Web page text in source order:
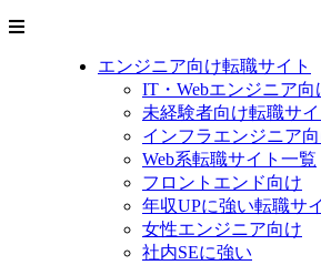
エンジニア向け転職サイト
IT・Webエンジニア向
未経験者向け転職サイ
インフラエンジニア
Web系転職サイト一覧
フロントエンド向け
年収UPに強い転職サ
女性エンジニア向け
社内SEに強い